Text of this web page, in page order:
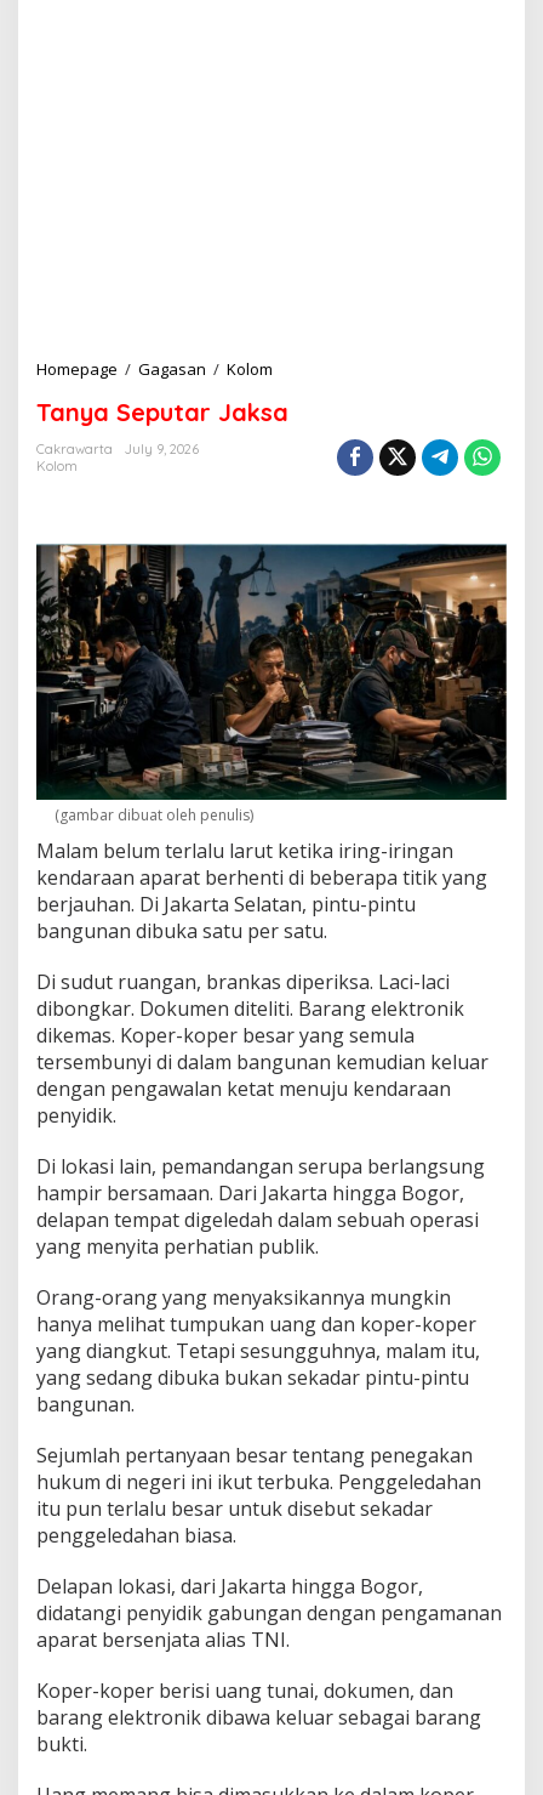
Homepage / Gagasan / Kolom
n
u
a
J
a
k
s
a
Tanya Seputar Jaksa
Cakrawarta
July 9, 2026
Kolom
(gambar dibuat oleh penulis)
Malam belum terlalu larut ketika iring-iringan
kendaraan aparat berhenti di beberapa titik yang
berjauhan. Di Jakarta Selatan, pintu-pintu
bangunan dibuka satu per satu.
Di sudut ruangan, brankas diperiksa. Laci-laci
dibongkar. Dokumen diteliti. Barang elektronik
dikemas. Koper-koper besar yang semula
tersembunyi di dalam bangunan kemudian keluar
dengan pengawalan ketat menuju kendaraan
penyidik.
Di lokasi lain, pemandangan serupa berlangsung
hampir bersamaan. Dari Jakarta hingga Bogor,
delapan tempat digeledah dalam sebuah operasi
yang menyita perhatian publik.
Orang-orang yang menyaksikannya mungkin
hanya melihat tumpukan uang dan koper-koper
yang diangkut. Tetapi sesungguhnya, malam itu,
yang sedang dibuka bukan sekadar pintu-pintu
bangunan.
Sejumlah pertanyaan besar tentang penegakan
hukum di negeri ini ikut terbuka. Penggeledahan
itu pun terlalu besar untuk disebut sekadar
penggeledahan biasa.
Delapan lokasi, dari Jakarta hingga Bogor,
didatangi penyidik gabungan dengan pengamanan
aparat bersenjata alias TNI.
Koper-koper berisi uang tunai, dokumen, dan
barang elektronik dibawa keluar sebagai barang
bukti.